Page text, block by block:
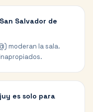
Salvador de
moderan la sala.
es solo para